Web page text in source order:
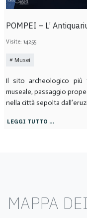
POMPEI – L’
Visite: 14255
Musei
Il sito archeologico
museale, passaggio
nella città sepolta
LEGGI TUTTO …
MAPPA